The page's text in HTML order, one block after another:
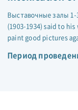
Выставочные залы
(1903-1934) said to
paint good pictures
Период